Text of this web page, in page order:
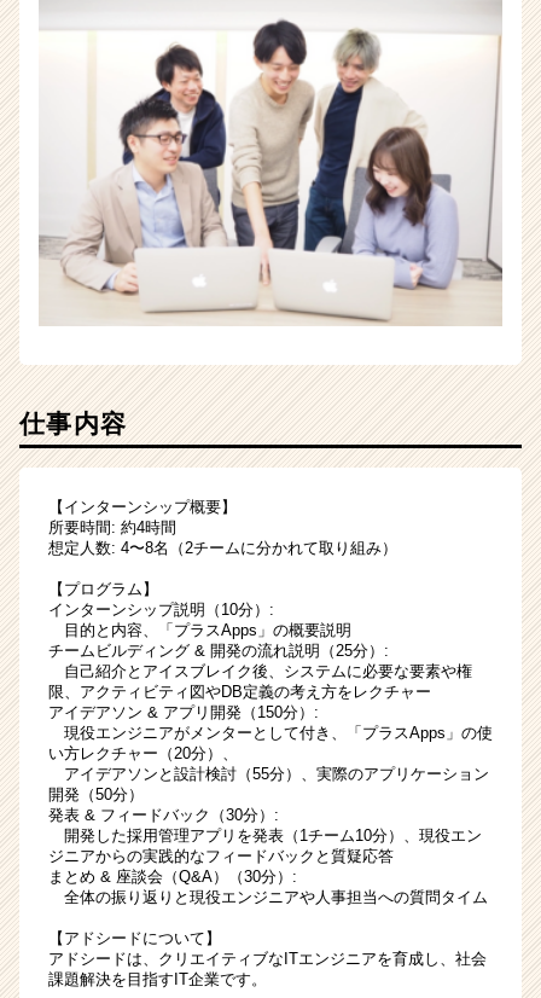
仕事内容
【インターンシップ概要】
所要時間: 約4時間
想定人数: 4〜8名（2チームに分かれて取り組み）
【プログラム】
インターンシップ説明（10分）:
目的と内容、「プラスApps」の概要説明
チームビルディング & 開発の流れ説明（25分）:
自己紹介とアイスブレイク後、システムに必要な要素や権
限、アクティビティ図やDB定義の考え方をレクチャー
アイデアソン & アプリ開発（150分）:
現役エンジニアがメンターとして付き、「プラスApps」の使
い方レクチャー（20分）、
アイデアソンと設計検討（55分）、実際のアプリケーション
開発（50分）
発表 & フィードバック（30分）:
開発した採用管理アプリを発表（1チーム10分）、現役エン
ジニアからの実践的なフィードバックと質疑応答
まとめ & 座談会（Q&A）（30分）:
全体の振り返りと現役エンジニアや人事担当への質問タイム
【アドシードについて】
アドシードは、クリエイティブなITエンジニアを育成し、社会
課題解決を目指すIT企業です。